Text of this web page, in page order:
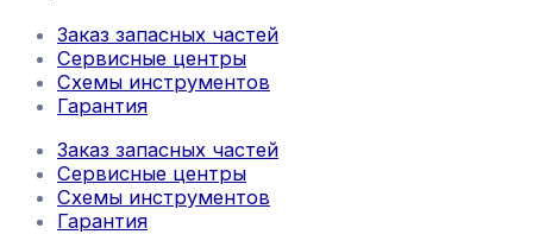
Заказ запасных частей
Сервисные центры
Схемы инструментов
Гарантия
Заказ запасных частей
Сервисные центры
Схемы инструментов
Гарантия